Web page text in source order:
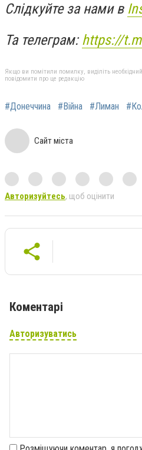
Слідкуйте за нами в
Та телеграм:https://
Якщо ви помітили помилку, виділіть
повідомити про це редакцію
#Донеччина #Війна #Лиман
Сайт міста
Авторизуйтесь, щоб оцінити
Коментарі
Авторизуватись